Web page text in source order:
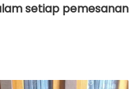
setiap pemesanan